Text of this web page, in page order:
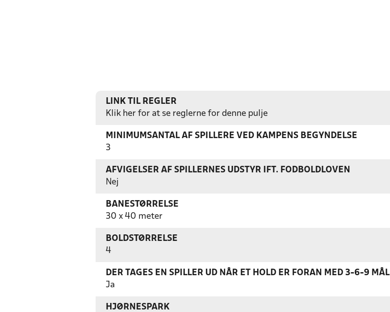
LINK TIL REGLER
Klik her for at se reglerne for denne pulje
MINIMUMSANTAL AF SPILLERE VED KAMPENS BEGYNDELSE
3
AFVIGELSER AF SPILLERNES UDSTYR IFT. FODBOLDLOVEN
Nej
BANESTØRRELSE
30 x 40 meter
BOLDSTØRRELSE
4
DER TAGES EN SPILLER UD NÅR ET HOLD ER FORAN MED 3-6-9 MÅL
Ja
HJØRNESPARK